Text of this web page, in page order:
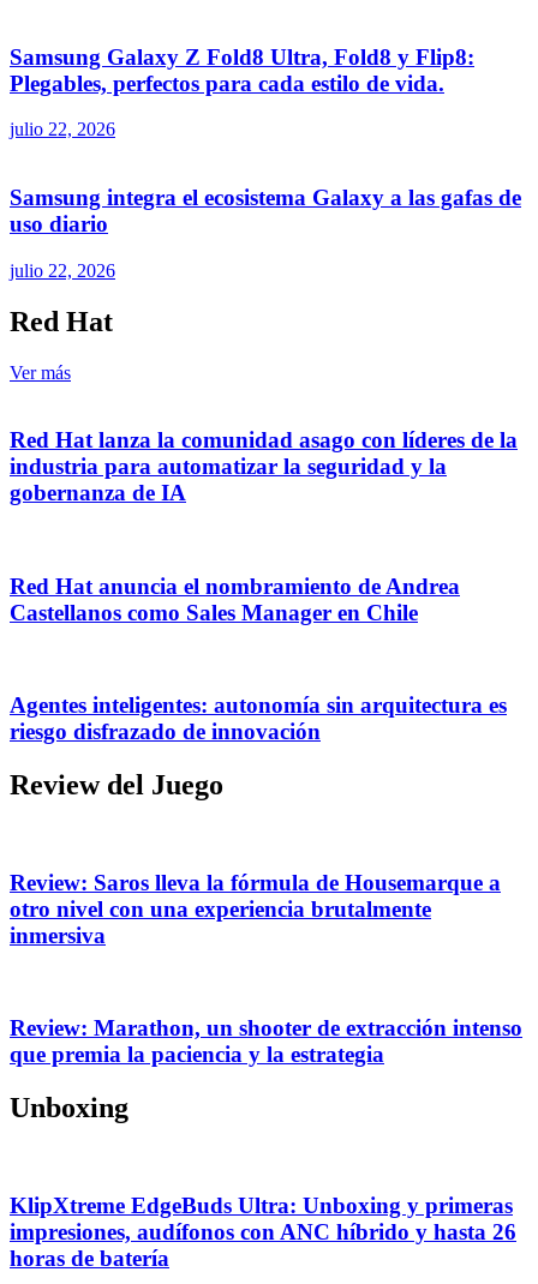
Samsung Galaxy Z Fold8 Ultra, Fold8 y Flip8:
Plegables, perfectos para cada estilo de vida.
julio 22, 2026
Samsung integra el ecosistema Galaxy a las gafas de
uso diario
julio 22, 2026
Red Hat
Ver más
Red Hat lanza la comunidad asago con líderes de la
industria para automatizar la seguridad y la
gobernanza de IA
Red Hat anuncia el nombramiento de Andrea
Castellanos como Sales Manager en Chile
Agentes inteligentes: autonomía sin arquitectura es
riesgo disfrazado de innovación
Review del Juego
Review: Saros lleva la fórmula de Housemarque a
otro nivel con una experiencia brutalmente
inmersiva
Review: Marathon, un shooter de extracción intenso
que premia la paciencia y la estrategia
Unboxing
KlipXtreme EdgeBuds Ultra: Unboxing y primeras
impresiones, audífonos con ANC híbrido y hasta 26
horas de batería